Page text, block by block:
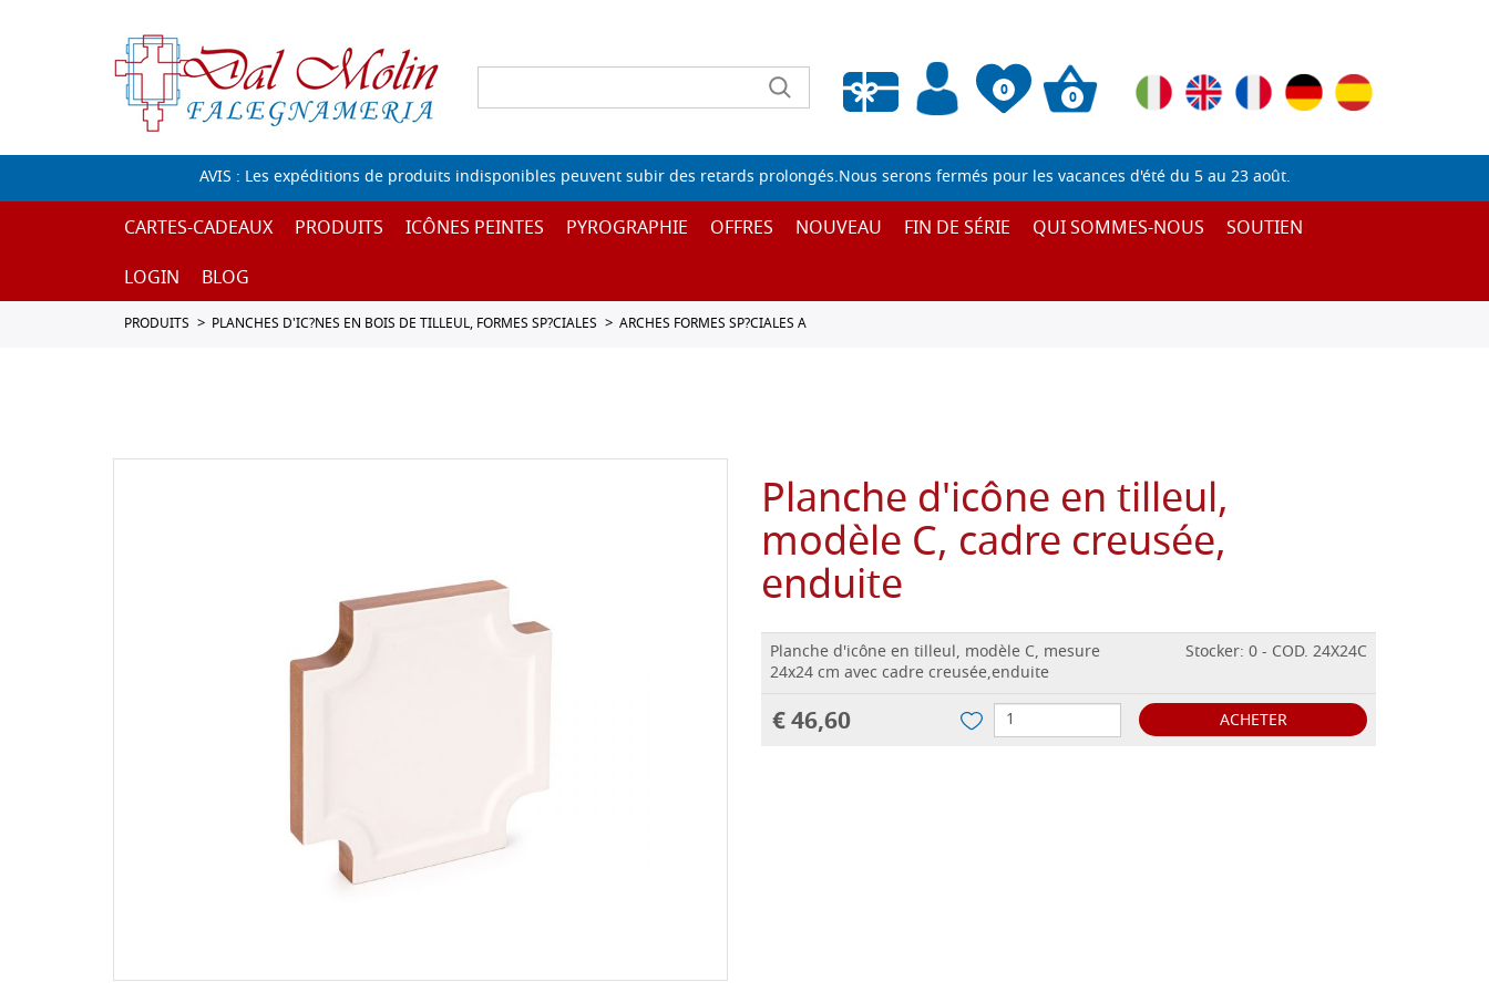
0
Liste de souhaits vide
0
AVIS : Les expéditions de produits indisponibles peuvent subir des retards prolongés.Nous serons fermés pour les vacances d'été du 5 au 23 août.
CARTES-CADEAUX PRODUITS ICÔNES PEINTES PYROGRAPHIE OFFRES NOUVEAU FIN DE SÉRIE QUI SOMMES-NOUS
SOUTIEN
LOGIN
BLOG
PRODUITS PLANCHES D'IC?NES EN BOIS DE TILLEUL, FORMES SP?CIALES ARCHES FORMES SP?CIALES A
Planche d'icône en tilleul,
modèle C, cadre creusée,
enduite
Planche d'icône en tilleul, modèle C, mesure
24x24 cm avec cadre creusée,enduite
Stocker: 0 - COD. 24X24C
€ 46,60 ACHETER